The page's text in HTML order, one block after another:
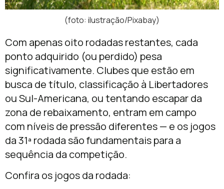
(foto: ilustração/Pixabay)
Com apenas oito rodadas restantes, cada
ponto adquirido (ou perdido) pesa
significativamente. Clubes que estão em
busca de título, classificação à Libertadores
ou Sul-Americana, ou tentando escapar da
zona de rebaixamento, entram em campo
com níveis de pressão diferentes — e os jogos
da 31ª rodada são fundamentais para a
sequência da competição.
Confira os jogos da rodada: